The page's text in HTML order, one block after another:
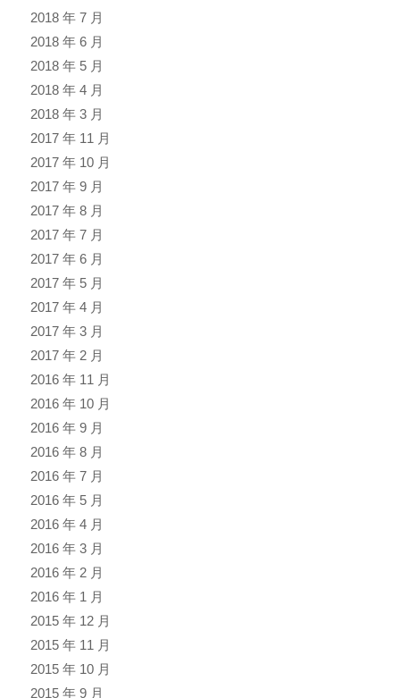
2018 年 7 月
2018 年 6 月
2018 年 5 月
2018 年 4 月
2018 年 3 月
2017 年 11 月
2017 年 10 月
2017 年 9 月
2017 年 8 月
2017 年 7 月
2017 年 6 月
2017 年 5 月
2017 年 4 月
2017 年 3 月
2017 年 2 月
2016 年 11 月
2016 年 10 月
2016 年 9 月
2016 年 8 月
2016 年 7 月
2016 年 5 月
2016 年 4 月
2016 年 3 月
2016 年 2 月
2016 年 1 月
2015 年 12 月
2015 年 11 月
2015 年 10 月
2015 年 9 月